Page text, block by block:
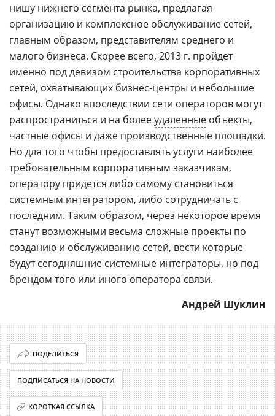
нишу нижнего сегмента рынка, предлагая
организацию и комплексное обслуживание сетей,
главным образом, представителям среднего и
малого бизнеса. Скорее всего, 2013 г. пройдет
именно под девизом строительства корпоративных
сетей, охватывающих бизнес-центры и небольшие
офисы. Однако впоследствии сети операторов могут
распространиться и на болееудаленные объекты,
частные офисы и даже производственные площадки.
Но для того чтобы предоставлять услуги наиболее
требовательным корпоративным заказчикам,
оператору придется либо самому становиться
системным интегратором, либо сотрудничать с
последним. Таким образом, через некоторое время
станут возможными весьма сложные проекты по
созданию и обслуживанию сетей, вести которые
будут сегодняшние системные интеграторы, но под
брендом того или иного оператора связи.
Андрей Шуклин
ПОДЕЛИТЬСЯ
ПОДПИСАТЬСЯ НА НОВОСТИ
КОРОТКАЯ ССЫЛКА